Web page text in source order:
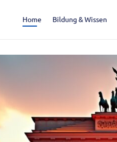
Home Bildung & Wissen